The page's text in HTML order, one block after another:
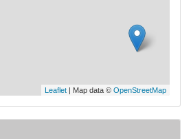
Leaflet | Map data © OpenStreetMap